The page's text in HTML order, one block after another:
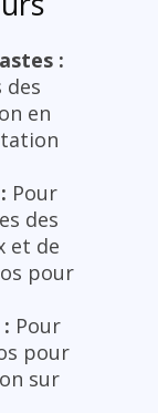
:
des
en
Pour
des
et de
pour
Pour
pour
sur